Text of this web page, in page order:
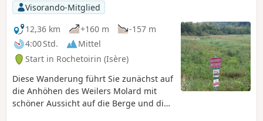
Visorando-Mitglied
12,36 km
+160 m
-157 m
4:00 Std.
Mittel
Start in Rochetoirin (Isère)
Diese Wanderung führt Sie zunächst auf
die Anhöhen des Weilers Molard mit
schöner Aussicht auf die Berge und die